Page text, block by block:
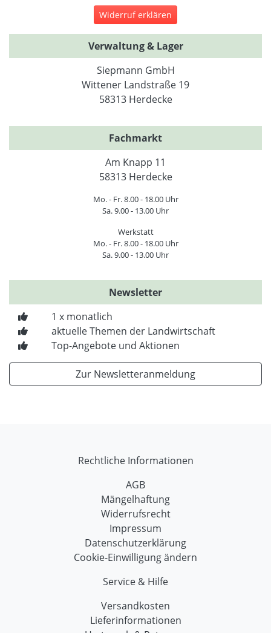
Widerruf erklären
Verwaltung & Lager
Siepmann GmbH
Wittener Landstraße 19
58313 Herdecke
Fachmarkt
Am Knapp 11
58313 Herdecke
Mo. - Fr. 8.00 - 18.00 Uhr
Sa. 9.00 - 13.00 Uhr
Werkstatt
Mo. - Fr. 8.00 - 18.00 Uhr
Sa. 9.00 - 13.00 Uhr
Newsletter
1 x monatlich
aktuelle Themen der Landwirtschaft
Top-Angebote und Aktionen
Zur Newsletteranmeldung
Rechtliche Informationen
AGB
Mängelhaftung
Widerrufsrecht
Impressum
Datenschutzerklärung
Cookie-Einwilligung ändern
Service & Hilfe
Versandkosten
Lieferinformationen